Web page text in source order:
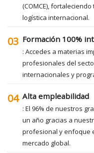
(COMCE),
logística internacional.
03 Formación 100%
: Accedes a materias
profesionales del
internacionales y
04 Alta empleabilidad
: El 96% de nuestros
un año gracias a
profesional y enfoque
mercado global.